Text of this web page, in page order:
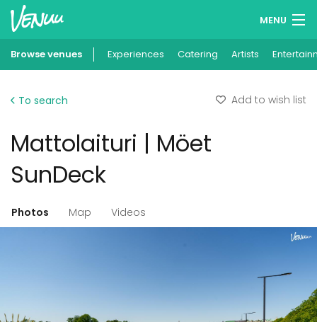
MENU
Wish lists
Add your venue
Browse venues Experiences Catering Artists
To search Add to wish list
Mattolaituri | Möet
SunDeck
Photos Map Videos